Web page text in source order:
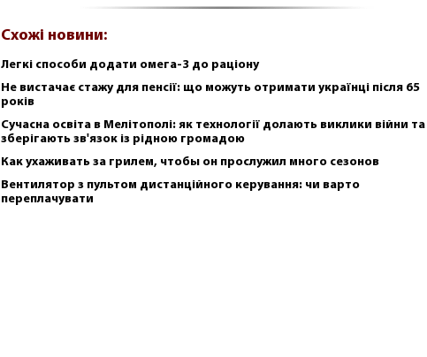
Схожі новини:
Легкі способи додати омега-3 до раціону
Не вистачає стажу для пенсії: що можуть отримати українці після 65
років
Сучасна освіта в Мелітополі: як технології долають виклики війни та
зберігають зв'язок із рідною громадою
Как ухаживать за грилем, чтобы он прослужил много сезонов
Вентилятор з пультом дистанційного керування: чи варто
переплачувати